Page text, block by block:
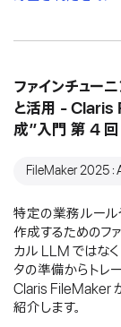
ファインチュー
と活用 - Claris
成”入門 第 4
FileMaker 2025：
特定の業務ルール
作成するためのフ
カル LLM ではな
タの準備からトレ
Claris FileMaker
紹介します。